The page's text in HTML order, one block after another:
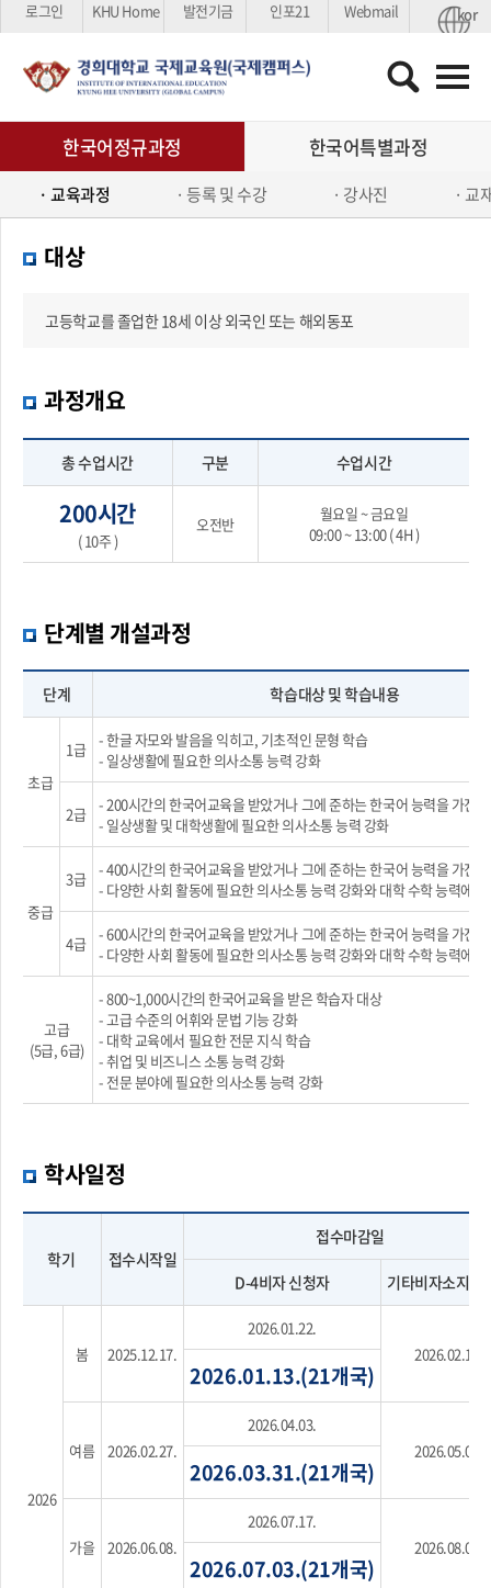
로그인 KHU Home 발전기금 인포21 Webmail kor
한국어과정
외국어과정
교육원소개
한국어정규과정
교육과정 등록 및 수강 강사진 교
한국어특별과정
대상
고등학교를 졸업한 18세 이상 외국인 또는 해외동포
과정개요
총 수업시간 구분 수업시간
200시간
( 10주 )
오전반
월요일 ~ 금요일
09:00 ~ 13:00 ( 4H )
단계별 개설과정
단계 학습대상 및 학습내용
초급
1급
- 한글 자모와 발음을 익히고, 기초적인 문형 학습
- 일상생활에 필요한 의사소통 능력 강화
2급
- 200시간의 한국어교육을 받았거나 그에 준하는 한국어 능력을 가진
- 일상생활 및 대학생활에 필요한 의사소통 능력 강화
중급
3급
- 400시간의 한국어교육을 받았거나 그에 준하는 한국어 능력을 가진
- 다양한 사회 활동에 필요한 의사소통 능력 강화와 대학 수학 능력에
4급
- 600시간의 한국어교육을 받았거나 그에 준하는 한국어 능력을 가진
- 다양한 사회 활동에 필요한 의사소통 능력 강화와 대학 수학 능력에
고급
(5급, 6급)
- 800~1,000시간의 한국어교육을 받은 학습자 대상
- 고급 수준의 어휘와 문법 기능 강화
- 대학 교육에서 필요한 전문 지식 학습
- 취업 및 비즈니스 소통 능력 강화
- 전문 분야에 필요한 의사소통 능력 강화
학사일정
학기 접수시작일
접수마감일
D-4비자 신청자 기타비자소지신
2026
봄 2025.12.17.
2026.01.22.
2026.02.13.
2026.01.13.(21개국)
여름 2026.02.27.
2026.04.03.
2026.05.01.
2026.03.31.(21개국)
가을 2026.06.08.
2026.07.17.
2026.08.07.
2026.07.03.(21개국)